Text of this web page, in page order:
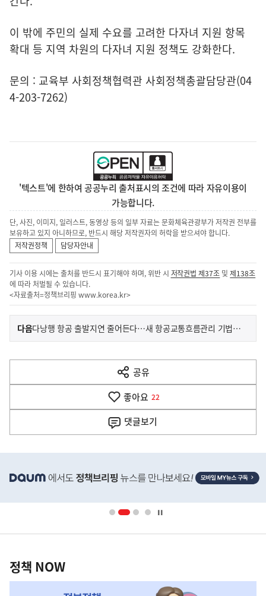
이 밖에 주민의 실제 수요를 고려한 다자녀 지원 항목
확대 등 지역 차원의 다자녀 지원 정책도 강화한다.
문의 : 교육부 사회정책협력관 사회정책총괄담당관(04
4-203-7262)
'텍스트'에 한하여 공공누리 출처표시의 조건에 따라 자유이용이
가능합니다.
단, 사진, 이미지, 일러스트, 동영상 등의 일부 자료는 문화체육관광부가 저작권 전부를
보유하고 있지 아니하므로, 반드시 해당 저작권자의 허락을 받으셔야 합니다.
저작권정책
담당자안내
기사 이용 시에는 출처를 반드시 표기해야 하며, 위반 시 저작권법 제37조 및제138조
에 따라 처벌될 수 있습니다.
<자료출처=정책브리핑 www.korea.kr>
이
전
다
음
다음기
다낭행 항공 출발지연 줄어든다…새 항공교통흐름관리 기법 본격 시행
공유
열
기
좋아요 22
댓글보기
단
영
책
NOW,
정책 NOW